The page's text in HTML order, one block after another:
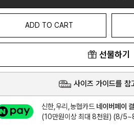
ADD TO CART
선물하기
사이즈 가이드를 참
신한,우리,농협카드 네이버페이
(10만원이상 최대 8천원) (8/